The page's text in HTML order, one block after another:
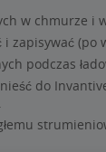
w chmurze
zapisywać
podczas
do